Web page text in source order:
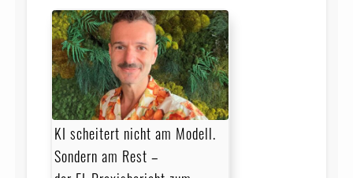
KI scheitert nicht am Modell.
Sondern am Rest –